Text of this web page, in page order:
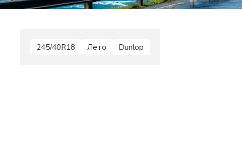
245/40R18 Лето Dunlop